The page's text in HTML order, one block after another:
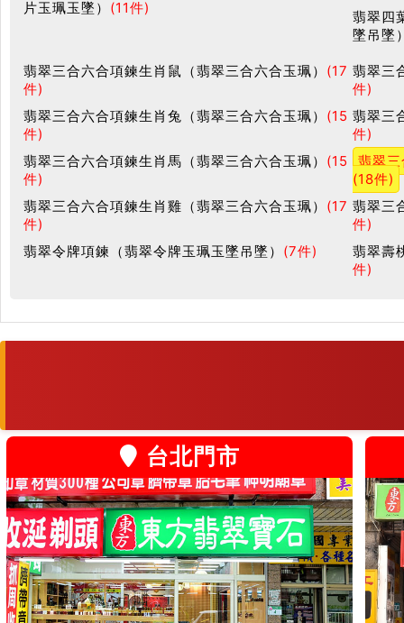
片玉珮玉墜） (11件)
翡翠四
墜吊墜
翡翠三合六合項鍊生肖鼠（翡翠三合六合玉珮） (17
件)
翡翠三
件)
翡翠三合六合項鍊生肖兔（翡翠三合六合玉珮） (15
件)
翡翠三
件)
翡翠三合六合項鍊生肖馬（翡翠三合六合玉珮） (15
件)
翡翠
(18件)
翡翠三合六合項鍊生肖雞（翡翠三合六合玉珮） (17
件)
翡翠三
件)
翡翠令牌項鍊（翡翠令牌玉珮玉墜吊墜） (7件)
翡翠壽
件)
台北門市